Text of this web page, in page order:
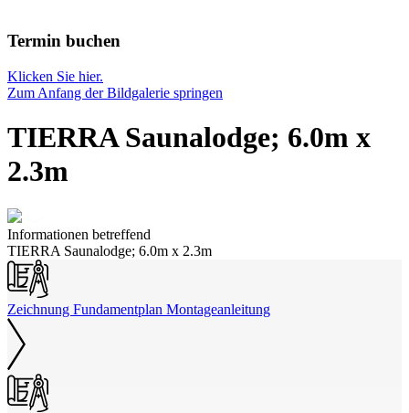
Termin buchen
Klicken Sie hier.
Zum Anfang der Bildgalerie springen
TIERRA Saunalodge; 6.0m x
2.3m
Informationen betreffend
TIERRA Saunalodge; 6.0m x 2.3m
Zeichnung Fundamentplan Montageanleitung